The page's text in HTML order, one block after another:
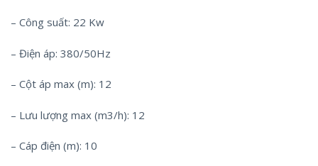
– Công suất: 22 Kw
– Điện áp: 380/50Hz
– Cột áp max (m): 12
– Lưu lượng max (m3/h): 12
– Cáp điện (m): 10